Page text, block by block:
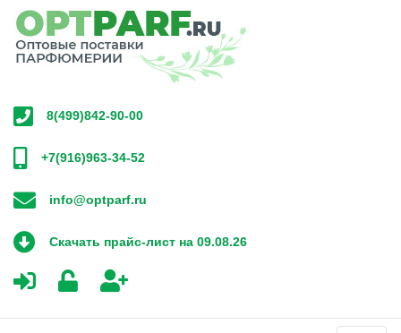
8(499)842-90-00
+7(916)963-34-52
info@optparf.ru
Скачать прайс-лист на 09.08.26